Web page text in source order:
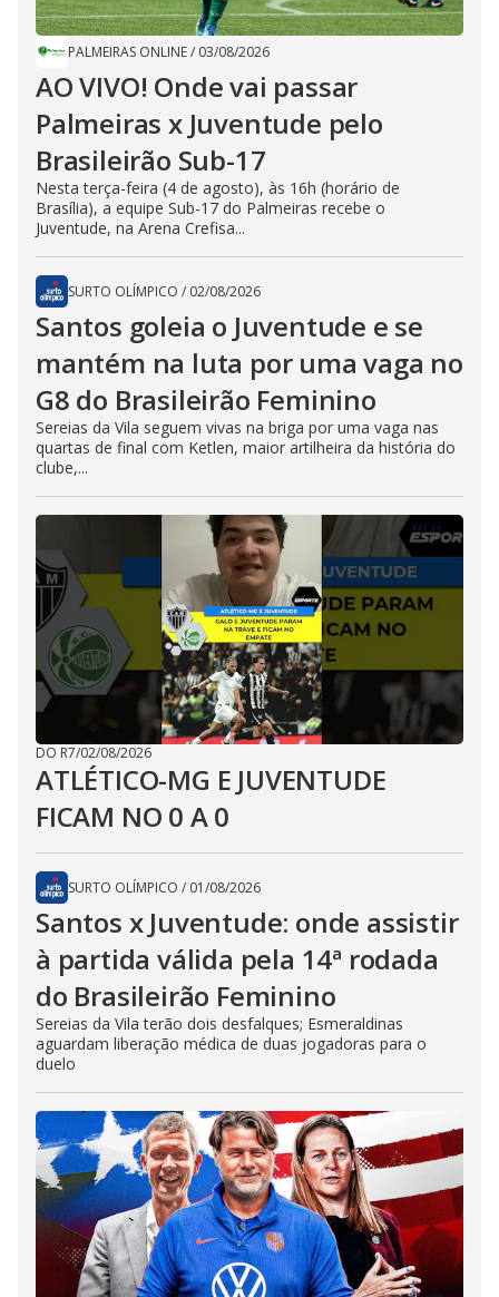
PALMEIRAS ONLINE/ 03/08/2026
AO VIVO! Onde vai passar
Palmeiras x Juventude pelo
Brasileirão Sub-17
Nesta terça-feira (4 de agosto), às 16h (horário de
Brasília), a equipe Sub-17 do Palmeiras recebe o
Juventude, na Arena Crefisa...
SURTO OLÍMPICO / 02/08/2026
Santos goleia o Juventude e se
mantém na luta por uma vaga no
G8 do Brasileirão Feminino
Sereias da Vila seguem vivas na briga por uma vaga nas
quartas de final com Ketlen, maior artilheira da história do
clube,...
DO R7/02/08/2026
ATLÉTICO-MG E JUVENTUDE
FICAM NO 0 A 0
SURTO OLÍMPICO / 01/08/2026
Santos x Juventude: onde assistir
à partida válida pela 14ª rodada
do Brasileirão Feminino
Sereias da Vila terão dois desfalques; Esmeraldinas
aguardam liberação médica de duas jogadoras para o
duelo